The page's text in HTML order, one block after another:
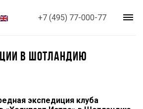
+7 (495) 77-000-77
В ШОТЛАНДИЮ
экспедиция клуба